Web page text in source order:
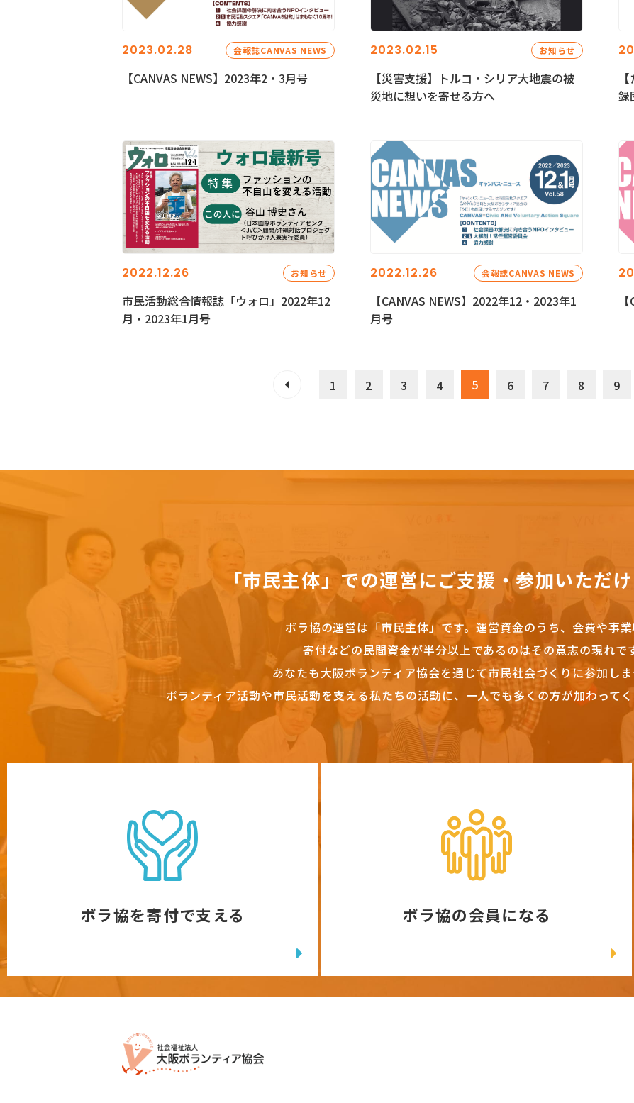
2023.02.28 会報誌CANVAS NEWS
【CANVAS NEWS】2023年2・3月号
2023.02.15 お知らせ
【災害支援】トルコ・シリア大地震の被
災地に想いを寄せる方へ
録
2022.12.26 お知らせ
市民活動総合情報誌「ウォロ」2022年12
月・2023年1月号
2022.12.26 会報誌CANVAS NEWS
【CANVAS NEWS】2022年12・2023年1
月号
1 2 3 4 5 6 7 8 9
「市民主体」での運営にご支援・参加いただ
ボラ協の運営は「市民主体」です。 運営資金のうち、会費や事業
寄付などの民間資金が半分以上であるのはその意志の現れです
あなたも大阪ボランティア協会を通じて市民社会づくりに参加しま
ボランティア活動や市民活動を支える私たちの活動に、一人でも多くの方が加わってく
ボラ協を寄付で支える ボラ協の会員になる